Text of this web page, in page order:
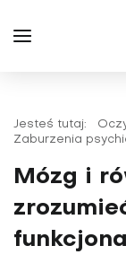
Jesteś tutaj:
Zaburzenia
Mózg i